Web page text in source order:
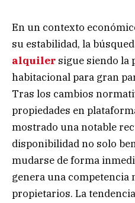
En un contexto
su estabilidad, la
alquiler sigue siendo la
habitacional para gran
Tras los cambios
propiedades en
mostrado una notable
disponibilidad no solo
mudarse de forma
genera una competencia
propietarios. La